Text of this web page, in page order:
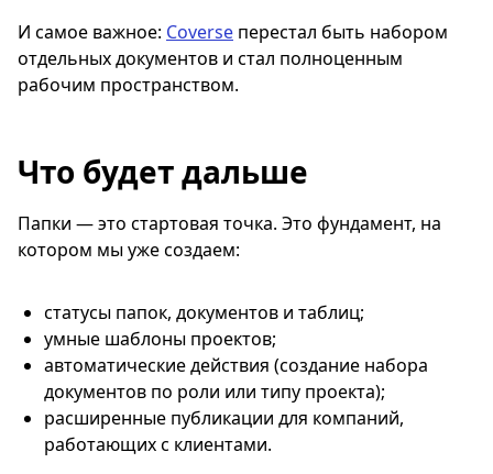
И самое важное: Coverse перестал быть набором
отдельных документов и стал полноценным
рабочим пространством.
Что будет дальше
Папки — это стартовая точка. Это фундамент, на
котором мы уже создаем:
статусы папок, документов и таблиц;
умные шаблоны проектов;
автоматические действия (создание набора
документов по роли или типу проекта);
расширенные публикации для компаний,
работающих с клиентами.